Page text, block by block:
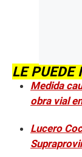
LE PUEDE
Medida
obra vial
Lucero